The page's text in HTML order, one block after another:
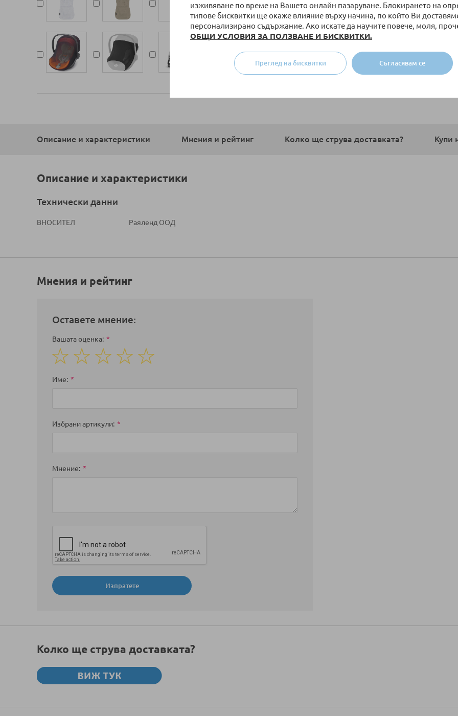
изживяване по време на Вашето онлайн пазаруване. Блокирането на
типове бисквитки ще окаже влияние върху начина, по който Ви
персонализирано съдържание. Ако искате да научите повече, моля,
ОБЩИ УСЛОВИЯ ЗА ПОЛЗВАНЕ И БИСКВИТКИ.
Съгласявам се
Преглед на бисквитки
Описание и характеристики Мнения и рейтинг Колко ще струва доставката? Купи
Описание и характеристики
Технически данни
ВНОСИТЕЛ Раяленд ООД
Мнения и рейтинг
Оставете мнение:
Вашата оценка
star
stars
stars
stars
stars
Име
Избрани артикули
Мнение
Изпратете
Колко ще струва доставката?